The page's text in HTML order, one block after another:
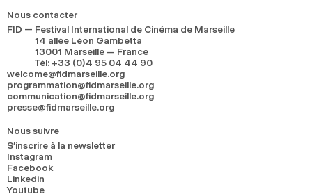
2024
RECHERCHE
Nous contacter
FID — Festival International de Cinéma de Marseille
14 allée Léon Gambetta
13001 Marseille — France
Tél: +33 (0)4 95 04 44 90
welcome@fidmarseille.org
programmation@fidmarseille.org
communication@fidmarseille.org
presse@fidmarseille.org
Nous suivre
S’inscrire à la newsletter
Instagram
Facebook
Linkedin
Youtube